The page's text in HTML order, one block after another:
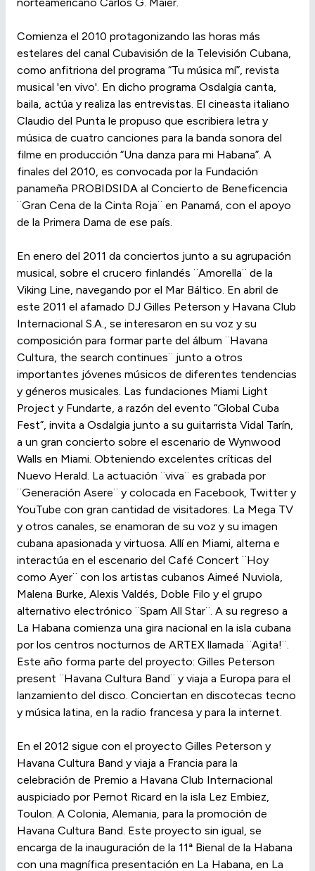
Comienza el 2010 protagonizando las horas más
estelares del canal Cubavisión de la Televisión Cubana,
como anfitriona del programa “Tu música mí”, revista
musical 'en vivo'. En dicho programa Osdalgia canta,
baila, actúa y realiza las entrevistas. El cineasta italiano
Claudio del Punta le propuso que escribiera letra y
música de cuatro canciones para la banda sonora del
filme en producción “Una danza para mi Habana”. A
finales del 2010, es convocada por la Fundación
panameña PROBIDSIDA al Concierto de Beneficencia
¨Gran Cena de la Cinta Roja¨ en Panamá, con el apoyo
de la Primera Dama de ese país.
En enero del 2011 da conciertos junto a su agrupación
musical, sobre el crucero finlandés ¨Amorella¨ de la
Viking Line, navegando por el Mar Báltico. En abril de
este 2011 el afamado DJ Gilles Peterson y Havana Club
Internacional S.A., se interesaron en su voz y su
composición para formar parte del álbum ¨Havana
Cultura, the search continues¨ junto a otros
importantes jóvenes músicos de diferentes tendencias
y géneros musicales. Las fundaciones Miami Light
Project y Fundarte, a razón del evento “Global Cuba
Fest”, invita a Osdalgia junto a su guitarrista Vidal Tarín,
a un gran concierto sobre el escenario de Wynwood
Walls en Miami. Obteniendo excelentes críticas del
Nuevo Herald. La actuación ¨viva¨ es grabada por
¨Generación Asere¨ y colocada en Facebook, Twitter y
YouTube con gran cantidad de visitadores. La Mega TV
y otros canales, se enamoran de su voz y su imagen
cubana apasionada y virtuosa. Allí en Miami, alterna e
interactúa en el escenario del Café Concert ¨Hoy
como Ayer¨ con los artistas cubanos Aimeé Nuviola,
Malena Burke, Alexis Valdés, Doble Filo y el grupo
alternativo electrónico ¨Spam All Star¨. A su regreso a
La Habana comienza una gira nacional en la isla cubana
por los centros nocturnos de ARTEX llamada ¨Agita!¨.
Este año forma parte del proyecto: Gilles Peterson
present ¨Havana Cultura Band¨ y viaja a Europa para el
lanzamiento del disco. Conciertan en discotecas tecno
y música latina, en la radio francesa y para la internet.
En el 2012 sigue con el proyecto Gilles Peterson y
Havana Cultura Band y viaja a Francia para la
celebración de Premio a Havana Club Internacional
auspiciado por Pernot Ricard en la isla Lez Embiez,
Toulon. A Colonia, Alemania, para la promoción de
Havana Cultura Band. Este proyecto sin igual, se
encarga de la inauguración de la 11ª Bienal de la Habana
con una magnífica presentación en La Habana, en La